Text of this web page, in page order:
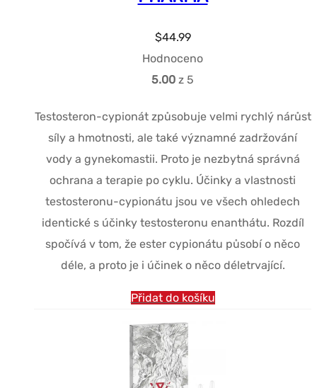
$44.99
Hodnoceno
5.00 z 5
Testosteron-cypionát způsobuje velmi rychlý nárůst
síly a hmotnosti, ale také významné zadržování
vody a gynekomastii. Proto je nezbytná správná
ochrana a terapie po cyklu. Účinky a vlastnosti
testosteronu-cypionátu jsou ve všech ohledech
identické s účinky testosteronu enanthátu. Rozdíl
spočívá v tom, že ester cypionátu působí o něco
déle, a proto je i účinek o něco déletrvající.
Přidat do košíku